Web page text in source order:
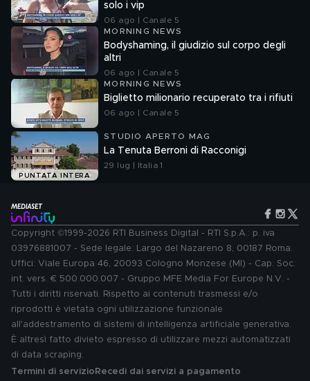
solo i vip
06 ago | Canale 5
MORNING NEWS
Bodyshaming, il giudizio sul corpo degli
altri
06 ago | Canale 5
MORNING NEWS
Biglietto milionario recuperato tra i rifiuti
06 ago | Canale 5
PUNTATA INTERA
STUDIO APERTO MAG
La Tenuta Berroni di Racconigi
29 lug | Italia 1
Copyright ©1999-2026 RTI Business Digital - RTI S.p.A.: p. iva
03976881007 - Sede legale: Largo del Nazareno 8, 00187 Roma.
Uffici: Viale Europa 46, 20093 Cologno Monzese (MI) - Cap. Soc.
int. vers. € 500.000.007 - Gruppo MFE Media For Europe N.V. -
Tutti i diritti riservati. Rispetto ai contenuti trasmessi e/o
riprodotti è vietata ogni utilizzazione funzionale
all'addestramento di sistemi di intelligenza artificiale generativa.
È altresì fatto divieto espresso di utilizzare mezzi automatizzati
di data scraping.
Termini di servizio Recedi dai servizi a pagamento